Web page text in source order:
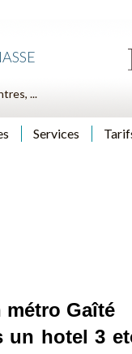
...
Services
Gaîté
hotel 3